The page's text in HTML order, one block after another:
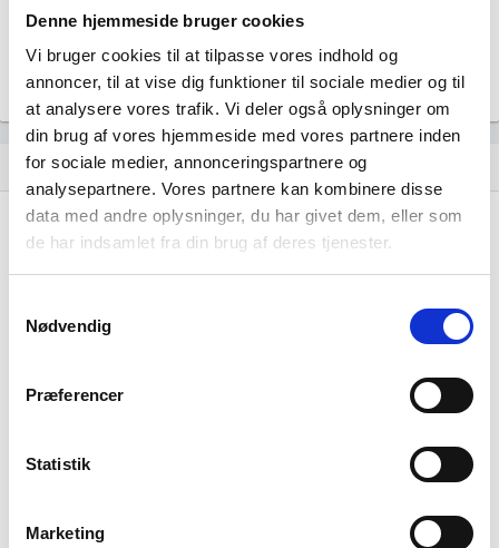
Denne hjemmeside bruger cookies
Vi bruger cookies til at tilpasse vores indhold og
annoncer, til at vise dig funktioner til sociale medier og til
at analysere vores trafik. Vi deler også oplysninger om
din brug af vores hjemmeside med vores partnere inden
for sociale medier, annonceringspartnere og
analysepartnere. Vores partnere kan kombinere disse
data med andre oplysninger, du har givet dem, eller som
de har indsamlet fra din brug af deres tjenester.
Nødvendig
Præferencer
Statistik
Marketing
Formål
Uoplyst
Tegningsregel
Uoplyst
show_chart Udvikling i antal ansatte
Sax Byg har ikke haft nogen beskæftigelse
endnu. Vi kan derfor ikke generere figuren